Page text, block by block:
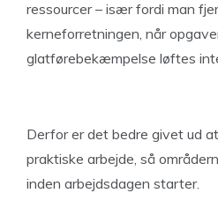
ressourcer – især fordi man
kerneforretningen, når
glatførebekæmpelse løftes
Derfor er det bedre givet ud
praktiske arbejde, så
inden arbejdsdagen starter.